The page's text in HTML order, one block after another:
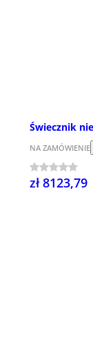
Świecznik
NA ZAMÓWIENIE
zł 8123,79